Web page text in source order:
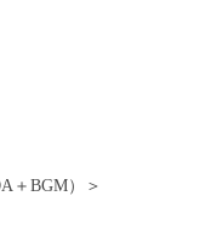
＋BGM）＞